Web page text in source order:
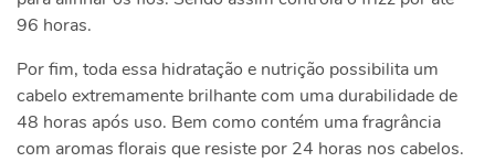
96 horas.
Por fim, toda essa hidratação e nutrição possibilita um
cabelo extremamente brilhante com uma durabilidade de
48 horas após uso. Bem como contém uma fragrância
com aromas florais que resiste por 24 horas nos cabelos.